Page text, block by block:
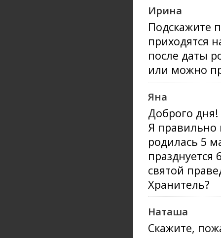
Ирина
Подскажите
приходятся
после даты
или можно
Яна
Доброго дня!
Я
родилась 5
святой
Хранитель?
Наташа
Скажите,